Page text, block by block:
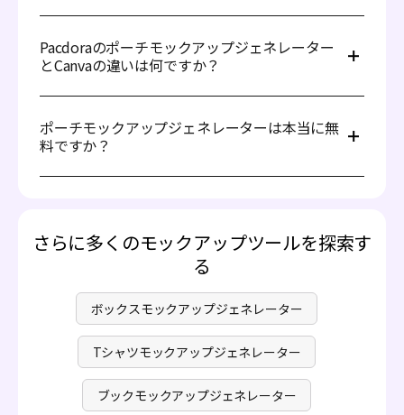
以下の手順で簡単に行えます：
1.ポーチモックアップライブラリから希望のモックアップ
2.デザイン画像をアップロードします。
3.ポーチモックアップの3D表示をリアルタイムで調整し、
Pacdoraのポーチモックアップジェネレーター
とCanvaの違いは何ですか？
デザインツールです。Canvaはグラフィックデザインやソ
ーシャルメディア用の写真ディスプレイの作成に特化して
おり、パッケージのモックアップやテンプレートも提供し
ジデザインのニーズに合ったツールを選んでください！
ポーチモックアップジェネレーターは本当に無
料ですか？
てサービスをアップグレードするかどうかを決めることが
できます。詳細については、価格ページ をご覧ください。
さらに多くのモックアップツールを探索す
る
ボックスモックアップジェネレーター
Tシャツモックアップジェネレーター
ブックモックアップジェネレーター